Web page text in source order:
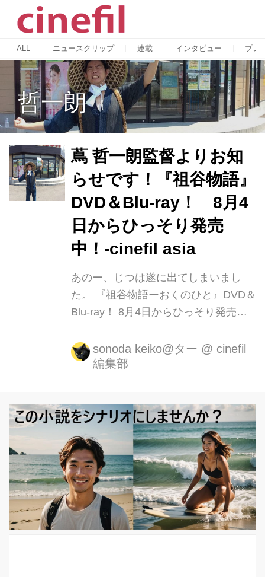
ALL ニュースクリップ 連載 インタビュー プレ
哲一朗
蔦 哲一朗監督よりお知
らせです！『祖谷物語』
DVD＆Blu-ray！ 8月4
日からひっそり発売
中！-cinefil asia
あのー、じつは遂に出てしまいまし
た。 『祖谷物語ーおくのひと』DVD＆
Blu-ray！ 8月4日からひっそり発売
方々への、挨拶回りもしてきました！
そして、地元・池田町の皆様へ 今日か
なので、皆さんにDVDを手売りしよう
と思っておりましたが、できそうにあ
りません。 でも、実家にはDVD大量に
送っておきましたので、どうか親から
買ってください。 買うのにどうしても
抵抗がある方は、 レンタルショップの
モンキーでも置いてくださっておりま
sonoda keiko@ター @ cinefil
編集部